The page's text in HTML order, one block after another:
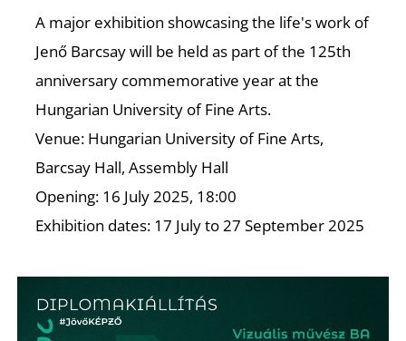
A major exhibition showcasing the life's work of
Jenő Barcsay will be held as part of the 125th
anniversary commemorative year at the
Hungarian University of Fine Arts.
Venue: Hungarian University of Fine Arts,
Barcsay Hall, Assembly Hall
Opening: 16 July 2025, 18:00
Exhibition dates: 17 July to 27 September 2025